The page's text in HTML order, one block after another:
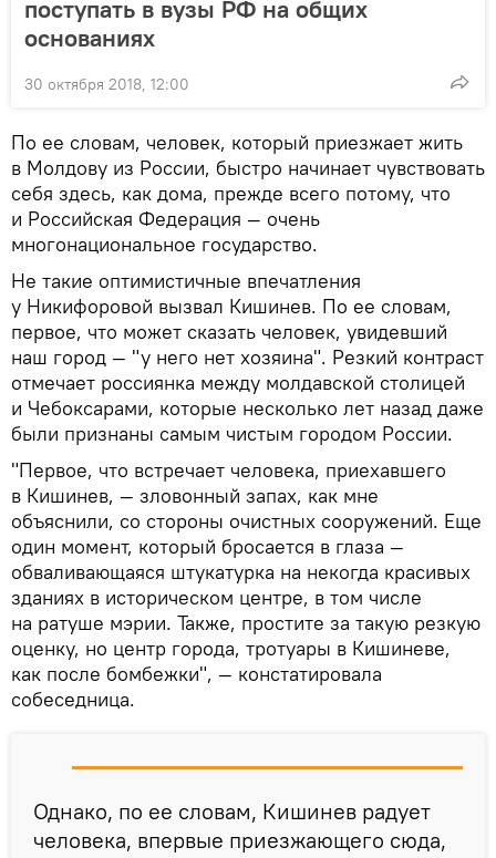
поступать в вузы РФ на общих
основаниях
30 октября 2018, 12:00
По ее словам, человек, который приезжает жить
в Молдову из России, быстро начинает чувствовать
себя здесь, как дома, прежде всего потому, что
и Российская Федерация — очень
многонациональное государство.
Не такие оптимистичные впечатления
у Никифоровой вызвал Кишинев. По ее словам,
первое, что может сказать человек, увидевший
наш город — "у него нет хозяина". Резкий контраст
отмечает россиянка между молдавской столицей
и Чебоксарами, которые несколько лет назад даже
были признаны самым чистым городом России.
"Первое, что встречает человека, приехавшего
в Кишинев, — зловонный запах, как мне
объяснили, со стороны очистных сооружений. Еще
один момент, который бросается в глаза —
обваливающаяся штукатурка на некогда красивых
зданиях в историческом центре, в том числе
на ратуше мэрии. Также, простите за такую резкую
оценку, но центр города, тротуары в Кишиневе,
как после бомбежки", — констатировала
собеседница.
Однако, по ее словам, Кишинев радует
человека, впервые приезжающего сюда,